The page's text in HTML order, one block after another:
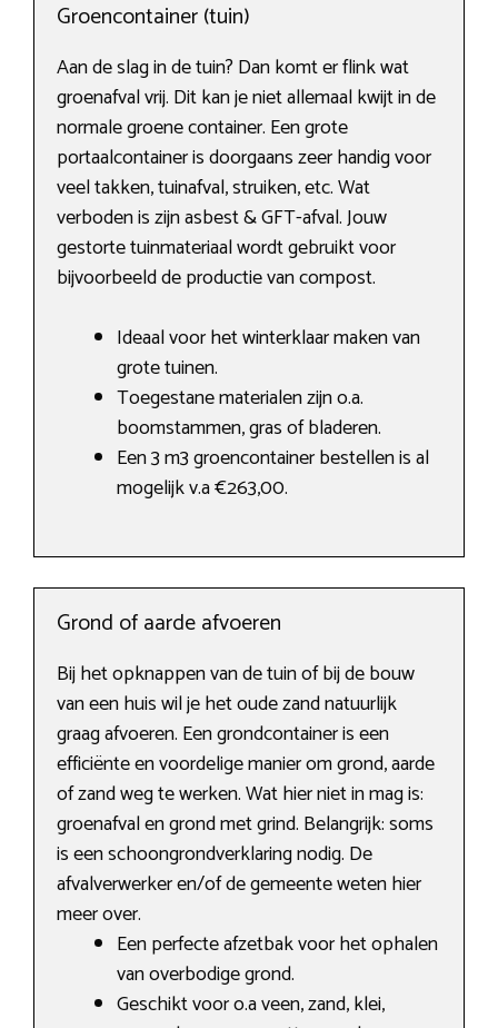
Groencontainer (tuin)
Aan de slag in de tuin? Dan komt er flink wat
groenafval vrij. Dit kan je niet allemaal kwijt in de
normale groene container. Een grote
portaalcontainer is doorgaans zeer handig voor
veel takken, tuinafval, struiken, etc. Wat
verboden is zijn asbest & GFT-afval. Jouw
gestorte tuinmateriaal wordt gebruikt voor
bijvoorbeeld de productie van compost.
Ideaal voor het winterklaar maken van
grote tuinen.
Toegestane materialen zijn o.a.
boomstammen, gras of bladeren.
Een 3 m3 groencontainer bestellen is al
mogelijk v.a €263,00.
Grond of aarde afvoeren
Bij het opknappen van de tuin of bij de bouw
van een huis wil je het oude zand natuurlijk
graag afvoeren. Een grondcontainer is een
efficiënte en voordelige manier om grond, aarde
of zand weg te werken. Wat hier niet in mag is:
groenafval en grond met grind. Belangrijk: soms
is een schoongrondverklaring nodig. De
afvalverwerker en/of de gemeente weten hier
meer over.
Een perfecte afzetbak voor het ophalen
van overbodige grond.
Geschikt voor o.a veen, zand, klei,